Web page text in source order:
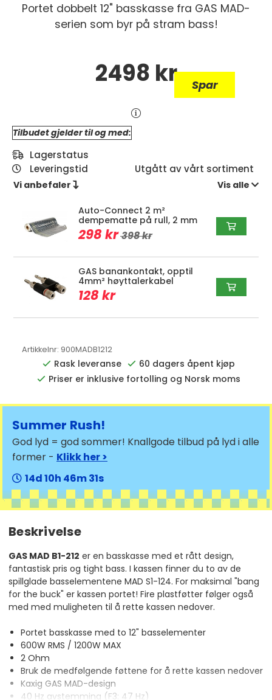
Portet dobbelt 12" basskasse fra GAS MAD-
serien som byr på stram bass!
2498 kr Spar
Tilbudet gjelder til og med:
Lagerstatus
Leveringstid
Utgått av vårt sortiment
Vi anbefaler  Vis alle 
Auto-Connect 2 m²
dempematte på rull, 2 mm
298 kr398 kr
GAS banankontakt, opptil
4mm² høyttalerkabel
128 kr
Artikkelnr: 900MADB1212
Rask leveranse
60 dagers åpent kjøp
Priser er inklusive fortolling og Norsk moms
Summer Rush!
God lyd = god sommer! Knallgode tilbud på lyd i alle
former - Klikk her >
14
10 46 30
Beskrivelse
GAS MAD B1-212 er en basskasse med et rått design,
fantastisk pris og tight bass. I kassen finner du to av de
spillglade basselementene MAD S1-124. For maksimal "bang
for the buck" er kassen portet! Fire plastføtter følger også
med med muligheten til å rette kassen nedover.
Portet basskasse med to 12" basselementer
600W RMS / 1200W MAX
2 Ohm
Bruk de medfølgende føttene for å rette kassen nedover
Kaxig GAS MAD-design
40 Hz avstemming (F3: 47 Hz)